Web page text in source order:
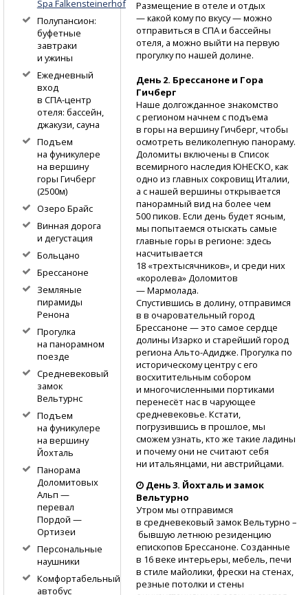
Размещение в отеле и отдых
— какой кому по вкусу — можно
отправиться в СПА и бассейны
отеля, а можно выйти на первую
прогулку по нашей долине.
День 2. Брессаноне и Гора
Гичберг
Наше долгожданное знакомство
с регионом начнем с подъема
в горы на вершину Гичберг, чтобы
осмотреть великолепную панораму.
Доломиты включены в Список
всемирного наследия ЮНЕСКО, как
одно из главных сокровищ Италии,
а с нашей вершины открывается
панорамный вид на более чем
500 пиков. Если день будет ясным,
мы попытаемся отыскать самые
главные горы в регионе: здесь
насчитывается
18 «трехтысячников», и среди них
«королева» Доломитов
— Мармолада.
Спустившись в долину, отправимся
в в очаровательный город
Брессаноне — это самое сердце
долины Изарко и старейший город
региона Альто-Адидже. Прогулка по
историческому центру с его
восхитительным собором
и многочисленными портиками
перенесёт нас в чарующее
средневековье. Кстати,
погрузившись в прошлое, мы
сможем узнать, кто же такие ладины
и почему они не считают себя
ни итальянцами, ни австрийцами.
День 3. Йохталь и замок
Вельтурно
Утром мы отправимся
в средневековый замок Вельтурно –
бывшую летнюю резиденцию
епископов Брессаноне. Созданные
в 16 веке интерьеры, мебель, печи
в стиле майолики, фрески на стенах,
резные потолки и стены
Spa Falkensteinerhof
Полупансион:
буфетные
завтраки
и ужины
Ежедневный
вход
в СПА-центр
отеля: бассейн,
джакузи, сауна
Подъем
на фуникулере
на вершину
горы Гичберг
(2500м)
Озеро Брайс
Винная дорога
и дегустация
Больцано
Брессаноне
Земляные
пирамиды
Ренона
Прогулка
на панорамном
поезде
Средневековый
замок
Вельтурнс
Подъем
на фуникулере
на вершину
Йохталь
Панорама
Доломитовых
Альп —
перевал
Пордой —
Ортизеи
Персональные
наушники
Комфортабельный
автобус